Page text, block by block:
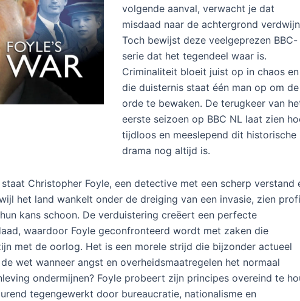
volgende aanval, verwacht je dat
misdaad naar de achtergrond
Toch bewijst deze veelgeprezen BBC-
serie dat het tegendeel waar is.
Criminaliteit bloeit juist op in chaos
die duisternis staat één man op om de
orde te bewaken. De terugkeer van
eerste seizoen op BBC NL laat zien
tijdloos en meeslepend dit historische
drama nog altijd is.
Christopher Foyle, een detective met een scherp verstand
het land wankelt onder de dreiging van een invasie, zien
kans schoon. De verduistering creëert een perfecte
waardoor Foyle geconfronteerd wordt met zaken die
met de oorlog. Het is een morele strijd die bijzonder actueel
wet wanneer angst en overheidsmaatregelen het normaal
ondermijnen? Foyle probeert zijn principes overeind te
tegengewerkt door bureaucratie, nationalisme en